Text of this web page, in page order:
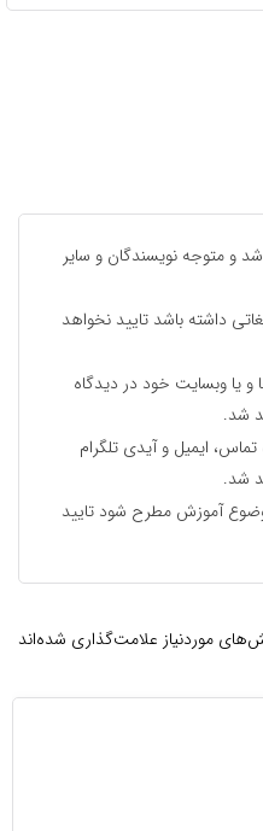
و متوجه نویسندگان و سایر
داشته باشد تایید نخواهد
و یا وبسایت خود در دیدگاه
شد.
ایمیل و آیدی تلگرام
شد.
آموزش مطرح شود تایید
موردنیاز علامت‌گذاری شده‌اند